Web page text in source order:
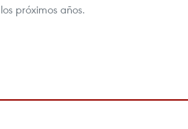
los próximos años.